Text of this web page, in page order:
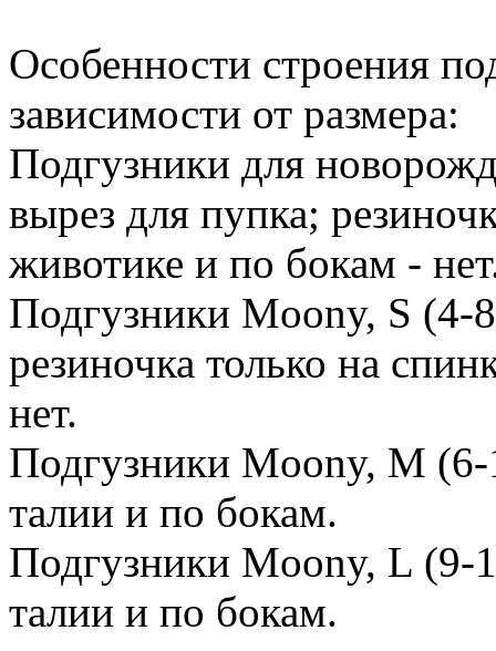
Особенности строения
зависимости от размера:
Подгузники для
вырез для пупка;
животике и по бокам -
Подгузники Moony, S (4-
резиночка только на
нет.
Подгузники Moony, M (6-
талии и по бокам.
Подгузники Moony, L (9-
талии и по бокам.